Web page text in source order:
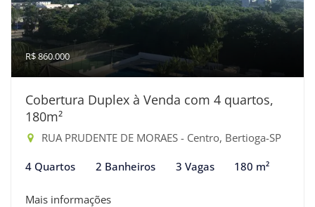
R$ 860.000
Cobertura Duplex à Venda com 4 quartos,
180m²
RUA PRUDENTE DE MORAES - Centro, Bertioga-SP
4 Quartos 2 Banheiros 3 Vagas 180 m²
Mais informações